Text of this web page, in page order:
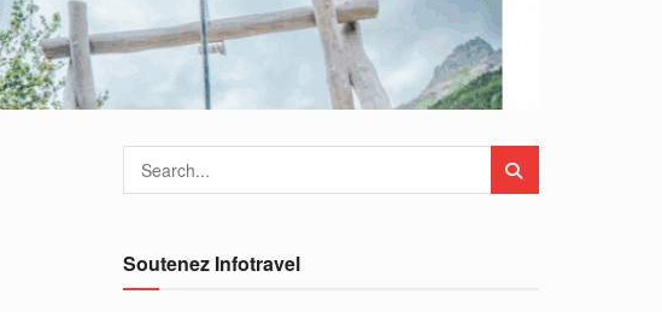
Soutenez Infotravel